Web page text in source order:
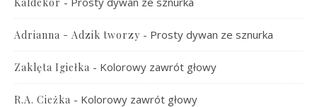
Adrianna - Adzik tworzy - Prosty dywan ze sznurka
Zaklęta Igiełka - Kolorowy zawrót głowy
R.A. Cieżka - Kolorowy zawrót głowy